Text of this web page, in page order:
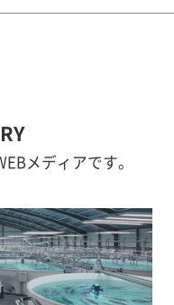
メディアです。